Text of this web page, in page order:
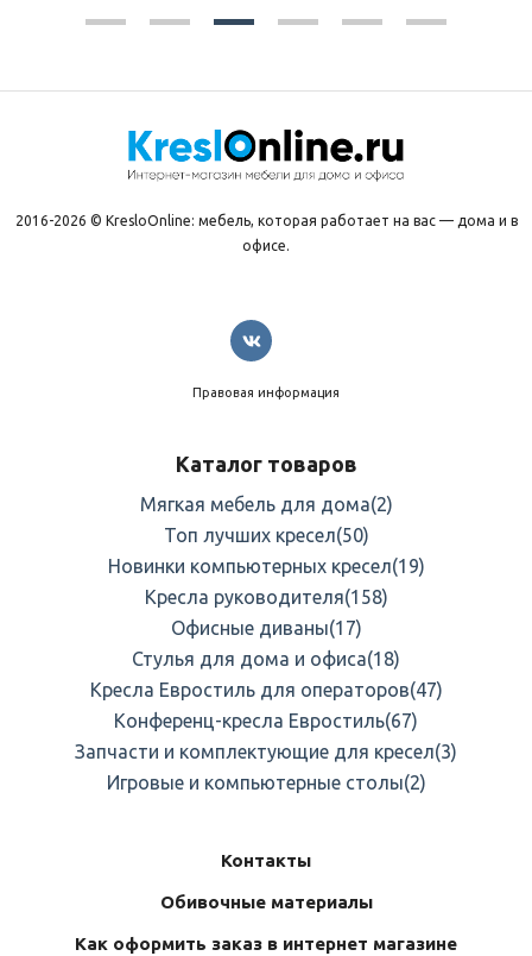
2016-2026 © KresloOnline: мебель, которая работает на вас — дома и в
офисе.
Правовая информация
Каталог товаров
Мягкая мебель для дома(2)
Топ лучших кресел(50)
Новинки компьютерных кресел(19)
Кресла руководителя(158)
Офисные диваны(17)
Стулья для дома и офиса(18)
Кресла Евростиль для операторов(47)
Конференц-кресла Евростиль(67)
Запчасти и комплектующие для кресел(3)
Игровые и компьютерные столы(2)
Контакты
Обивочные материалы
Как оформить заказ в интернет магазине